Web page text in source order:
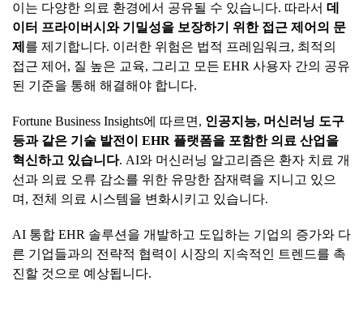
이는 다양한 의료 환경에서 공유될 수 있습니다. 따라서 데
이터 프라이버시와 기밀성을 보장하기 위한 접근 제어의 문
제 를 제기합니다. 이러한 위험은 법적 프레임워크, 최적의
접근 제어, 질 높은 교육, 그리고 모든 EHR 사용자 간의 공유
된 기준을 통해 해결해야 합니다.
Fortune Business Insights에 따르면, 인공지능, 머신러닝 도구
등과 같은 기술 발전이 EHR 플랫폼을 포함한 의료 산업을
혁신하고 있습니다. AI와 머신러닝 알고리즘은 환자 치료 개
선과 의료 오류 감소를 위한 유망한 잠재력을 지니고 있으
며, 전체 의료 시스템을 변화시키고 있습니다.
AI 통합 EHR 솔루션을 개발하고 도입하는 기업의 증가와 다
른 기업들과의 전략적 협력이 시장의 지속적인 트렌드를 촉
진할 것으로 예상됩니다.